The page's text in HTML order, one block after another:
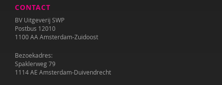
CONTACT
BV Uitgeverij SWP
Postbus 12010
1100 AA Amsterdam-Zuidoost
Bezoekadres:
Spaklerweg 79
1114 AE Amsterdam-Duivendrecht